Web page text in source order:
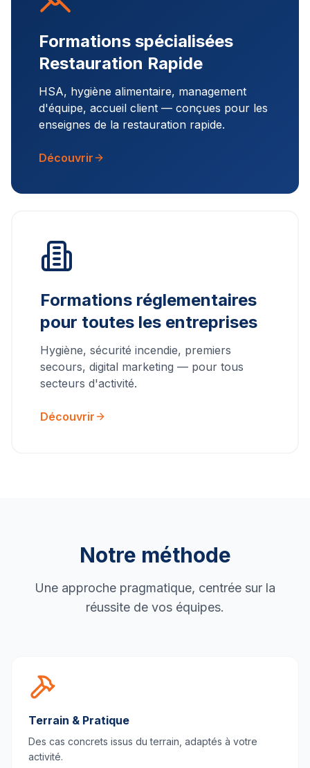
Formations spécialisées
Restauration Rapide
HSA, hygiène alimentaire, management
d'équipe, accueil client — conçues pour les
enseignes de la restauration rapide.
Découvrir
Formations réglementaires
pour toutes les entreprises
Hygiène, sécurité incendie, premiers
secours, digital marketing — pour tous
secteurs d'activité.
Découvrir
Notre méthode
Une approche pragmatique, centrée sur la
réussite de vos équipes.
Terrain & Pratique
Des cas concrets issus du terrain, adaptés à votre
activité.